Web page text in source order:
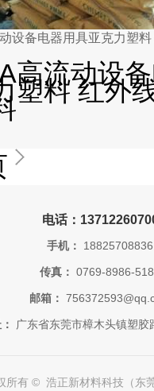
设备电器用具亚克力塑
高流动设
塑料 红外
电话：
手机： 18825708836
传真： 0769-8986-
邮箱：
广东省东莞市樟木头镇塑胶
所有 © 浩正新材料科技（东